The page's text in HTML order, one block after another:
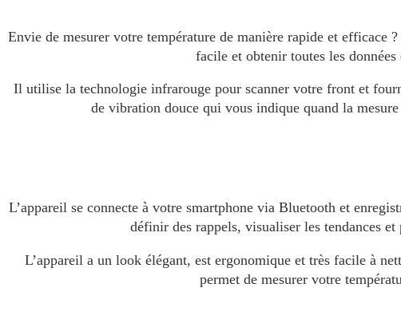
Envie de mesurer votre température de manière rapide et efficace
facile et obtenir toutes les
Il utilise la technologie infrarouge pour scanner votre front et
de vibration douce qui vous indique quand la
L’appareil se connecte à votre smartphone via Bluetooth et
définir des rappels, visualiser les tendances
L’appareil a un look élégant, est ergonomique et très facile à
permet de mesurer votre